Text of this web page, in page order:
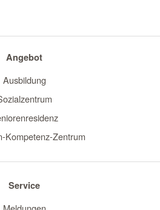
Angebot
Ausbildung
Kompetenz-Zentrum
Service